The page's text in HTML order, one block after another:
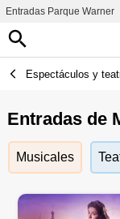
Entradas Parque Warner
Espectáculos y
Entradas de
Musicales